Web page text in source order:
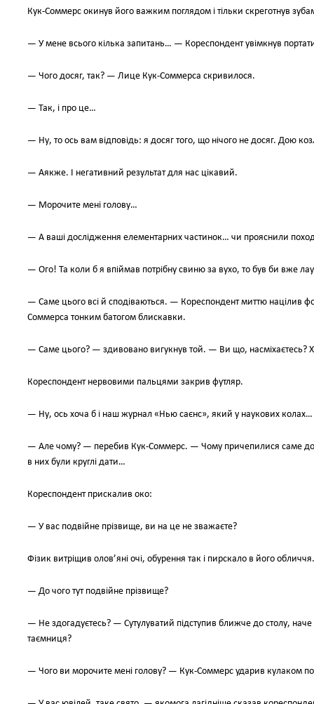
Кук-Соммерс окинув його важким поглядом і тільки скреготнув
— У мене всього кілька запитань… — Кореспондент увімкнув
— Чого досяг, так? — Лице Кук-Соммерса скривилося.
— Так, і про це…
— Ну, то ось вам відповідь: я досяг того, що нічого не досяг. Дою
— Аякже. І негативний результат для нас цікавий.
— Морочите мені голову…
— А ваші дослідження елементарних частинок… чи прояснили
— Ого! Та коли б я впіймав потрібну свиню за вухо, то був би вже
— Саме цього всі й сподіваються. — Кореспондент миттю націлив
Соммерса тонким батогом блискавки.
— Саме цього? — здивовано вигукнув той. — Ви що, насміхаєтесь?
Кореспондент нервовими пальцями закрив футляр.
— Ну, ось хоча б і наш журнал «Нью саєнс», який у наукових колах…
— Але чому? — перебив Кук-Соммерс. — Чому причепилися саме до
в них були круглі дати…
Кореспондент прискалив око:
— У вас подвійне прізвище, ви на це не зважаєте?
Фізик витріщив олов’яні очі, обурення так і пирскало в його обличчя.
— До чого тут подвійне прізвище?
— Не здогадуєтесь? — Сутулуватий підступив ближче до столу,
таємниця?
— Чого ви морочите мені голову? — Кук-Соммерс ударив кулаком